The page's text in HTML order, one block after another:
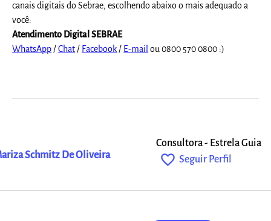
canais digitais do Sebrae, escolhendo abaixo o mais adequado a
você:
Atendimento Digital SEBRAE
WhatsApp /Chat / Facebook / E-mail ou 0800 570 0800 :)
Schmitz De Oliveira
Consultora - Estrela Guia
favorite_outline Seguir Perfil